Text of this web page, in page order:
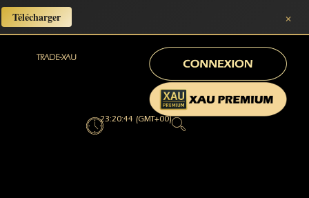
Télécharger ×
TRADE-XAU
23:20:46 (GMT+00)